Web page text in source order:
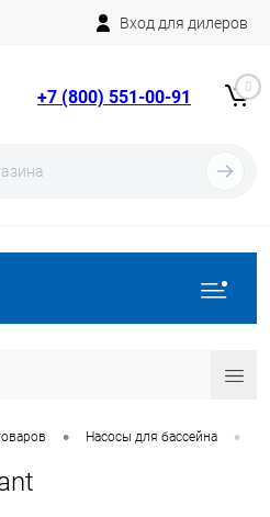
Вход для дилеров
+7 (800) 551-00-91 0
• Насосы для бассейна •